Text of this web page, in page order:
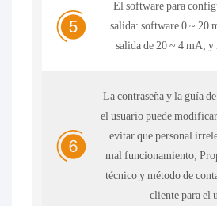
El software para
salida: software 0 ~ 20
salida de 20 ~ 4 mA; y
La contraseña y la guía
el usuario puede
evitar que personal
mal funcionamiento;
técnico y método de
cliente para el